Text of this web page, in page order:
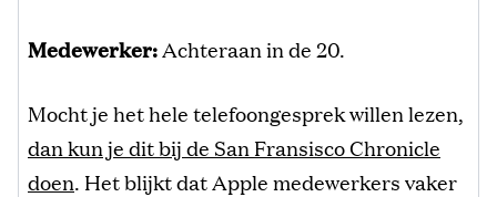
Medewerker:Achteraan in de 20.
Mocht je het hele telefoongesprek willen lezen,
dan kun je dit bij de San Fransisco Chronicle
doen. Het blijkt dat Apple medewerkers vaker